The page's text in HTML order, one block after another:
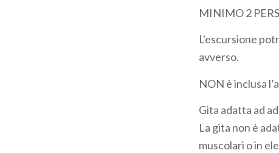
MINIMO 2
L'escursione
avverso.
NON è inclusa
Gita adatta ad
La gita non è
muscolari o in